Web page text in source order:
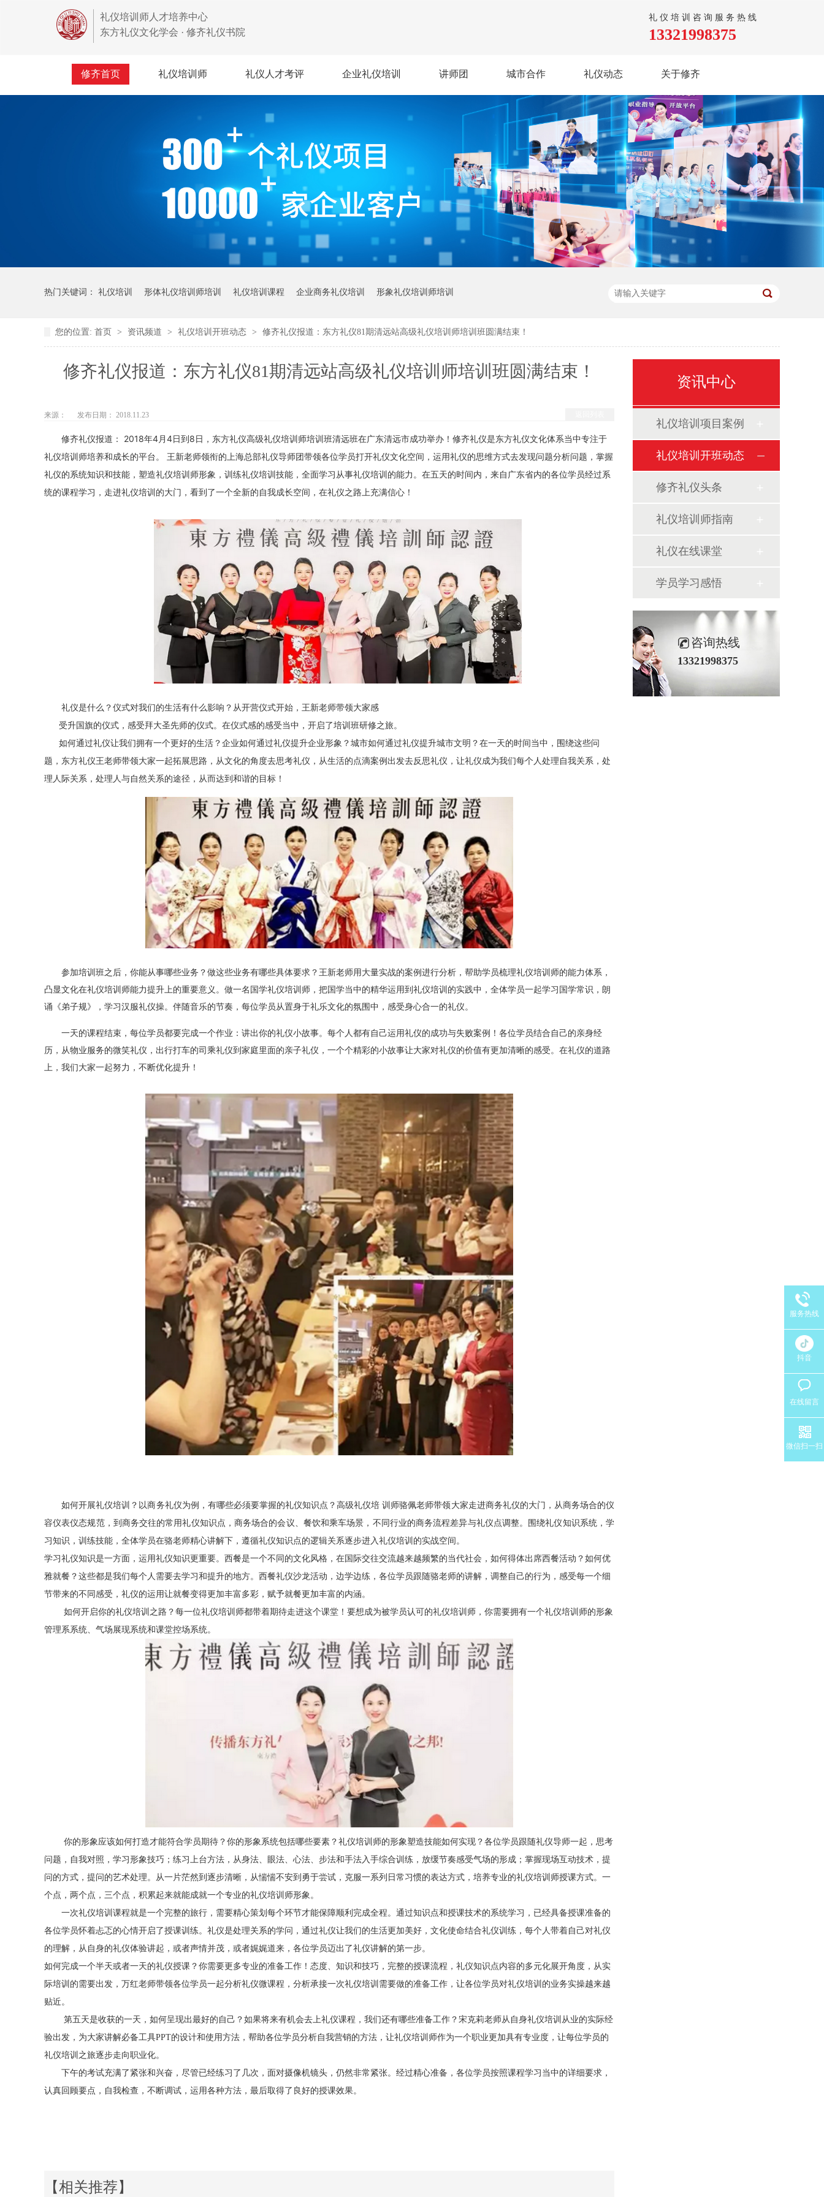
礼仪培训师人才培养中心
东方礼仪文化学会 · 修齐礼仪书院
礼仪培训咨询服务热线
13321998375
修齐首页 礼仪培训师 礼仪人才考评 企业礼仪培训 讲师团 城市合作 礼仪动态 关于修齐
热门关键词： 礼仪培训 形体礼仪培训师培训 礼仪培训课程 企业商务礼仪培训 形象礼仪培训师培训
您的位置: 首页 > 资讯频道 > 礼仪培训开班动态 > 修齐礼仪报道：东方礼仪81期清远站高级礼仪培训师培训班圆满结束！
修齐礼仪报道：东方礼仪81期清远站高级礼仪培训师培训班圆满结束！
来源： 发布日期： 2018.11.23
修齐礼仪报道：
2018年4月4日到8日，东方礼仪高级礼仪培训师培训班清远班在广东清远市成功举办！修齐礼仪是东方礼仪文化体系当中专注于
礼仪培训师培养和成长的平台。
王新老师领衔的上海总部礼仪导师团带领各位学员打开礼仪文化空间，运用礼仪的思维方式去发现问题分析问题，掌握
礼仪的系统知识和技能，塑造礼仪培训师形象，训练礼仪培训技能，全面学习从事礼仪培训的能力。在五天的时间内，来自广东省内的各位学员经过系
统的课程学习，走进礼仪培训的大门，看到了一个全新的自我成长空间，在礼仪之路上充满信心！
礼仪是什么？仪式对我们的生活有什么影响？从开营仪式开始，王新老师带领大家感
受升国旗的仪式，感受拜大圣先师的仪式。在仪式感的感受当中，开启了培训班研修之旅。
如何通过礼仪让我们拥有一个更好的生活？企业如何通过礼仪提升企业形象？城市如何通过礼仪提升城市文明？在一天的时间当中，围绕这些问
题，东方礼仪王老师带领大家一起拓展思路，从文化的角度去思考礼仪，从生活的点滴案例出发去反思礼仪，让礼仪成为我们每个人处理自我关系，处
理人际关系，处理人与自然关系的途径，从而达到和谐的目标！
参加培训班之后，你能从事哪些业务？做这些业务有哪些具体要求？王新老师用大量实战的案例进行分析，帮助学员梳理礼仪培训师的能力体系，
凸显文化在礼仪培训师能力提升上的重要意义。做一名国学礼仪培训师，把国学当中的精华运用到礼仪培训的实践中，全体学员一起学习国学常识，朗
诵《弟子规》，学习汉服礼仪操。伴随音乐的节奏，每位学员从置身于礼乐文化的氛围中，感受身心合一的礼仪。
一天的课程结束，每位学员都要完成一个作业：讲出你的礼仪小故事。每个人都有自己运用礼仪的成功与失败案例！各位学员结合自己的亲身经
历，从物业服务的微笑礼仪，出行打车的司乘礼仪到家庭里面的亲子礼仪，一个个精彩的小故事让大家对礼仪的价值有更加清晰的感受。在礼仪的道路
上，我们大家一起努力，不断优化提升！
如何开展礼仪培训？以商务礼仪为例，有哪些必须要掌握的礼仪知识点？高级礼仪培 训师骆佩老师带领大家走进商务礼仪的大门，从商务场合的仪
容仪表仪态规范，到商务交往的常用礼仪知识点，商务场合的会议、餐饮和乘车场景，不同行业的商务流程差异与礼仪点调整。围绕礼仪知识系统，学
习知识，训练技能，全体学员在骆老师精心讲解下，遵循礼仪知识点的逻辑关系逐步进入礼仪培训的实战空间。
学习礼仪知识是一方面，运用礼仪知识更重要。西餐是一个不同的文化风格，在国际交往交流越来越频繁的当代社会，如何得体出席西餐活动？如何优
雅就餐？这些都是我们每个人需要去学习和提升的地方。西餐礼仪沙龙活动，边学边练，各位学员跟随骆老师的讲解，调整自己的行为，感受每一个细
节带来的不同感受，礼仪的运用让就餐变得更加丰富多彩，赋予就餐更加丰富的内涵。
如何开启你的礼仪培训之路？每一位礼仪培训师都带着期待走进这个课堂！要想成为被学员认可的礼仪培训师，你需要拥有一个礼仪培训师的形象
管理系系统、气场展现系统和课堂控场系统。
你的形象应该如何打造才能符合学员期待？你的形象系统包括哪些要素？礼仪培训师的形象塑造技能如何实现？各位学员跟随礼仪导师一起，思考
问题，自我对照，学习形象技巧；练习上台方法，从身法、眼法、心法、步法和手法入手综合训练，放缓节奏感受气场的形成；掌握现场互动技术，提
问的方式，提问的艺术处理。从一片茫然到逐步清晰，从惴惴不安到勇于尝试，克服一系列日常习惯的表达方式，培养专业的礼仪培训师授课方式。一
个点，两个点，三个点，积累起来就能成就一个专业的礼仪培训师形象。
一次礼仪培训课程就是一个完整的旅行，需要精心策划每个环节才能保障顺利完成全程。通过知识点和授课技术的系统学习，已经具备授课准备的
各位学员怀着忐忑的心情开启了授课训练。礼仪是处理关系的学问，通过礼仪让我们的生活更加美好，文化使命结合礼仪训练，每个人带着自己对礼仪
的理解，从自身的礼仪体验讲起，或者声情并茂，或者娓娓道来，各位学员迈出了礼仪讲解的第一步。
如何完成一个半天或者一天的礼仪授课？你需要更多专业的准备工作！态度、知识和技巧，完整的授课流程，礼仪知识点内容的多元化展开角度，从实
际培训的需要出发，万红老师带领各位学员一起分析礼仪微课程，分析承接一次礼仪培训需要做的准备工作，让各位学员对礼仪培训的业务实操越来越
贴近。
第五天是收获的一天，如何呈现出最好的自己？如果将来有机会去上礼仪课程，我们还有哪些准备工作？宋克莉老师从自身礼仪培训从业的实际经
验出发，为大家讲解必备工具PPT的设计和使用方法，帮助各位学员分析自我营销的方法，让礼仪培训师作为一个职业更加具有专业度，让每位学员的
礼仪培训之旅逐步走向职业化。
下午的考试充满了紧张和兴奋，尽管已经练习了几次，面对摄像机镜头，仍然非常紧张。经过精心准备，各位学员按照课程学习当中的详细要求，
认真回顾要点，自我检查，不断调试，运用各种方法，最后取得了良好的授课效果。
【相关推荐】
资讯中心
礼仪培训项目案例
礼仪培训开班动态
修齐礼仪头条
礼仪培训师指南
礼仪在线课堂
学员学习感悟
咨询热线
13321998375
服务热线
抖音
在线留言
微信扫一扫